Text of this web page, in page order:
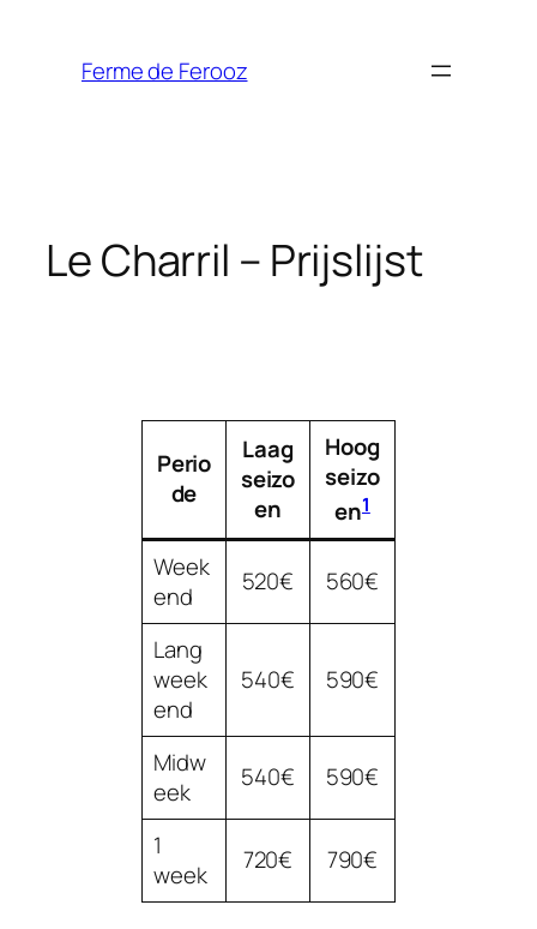
Ferme de Ferooz
Le Charril – Prijslijst
Perio
de
Laag
seizo
en
Hoog
seizo
en1
Week
end
520€ 560€
Lang
week
end
540€ 590€
Midw
eek
540€ 590€
1
week
720€ 790€